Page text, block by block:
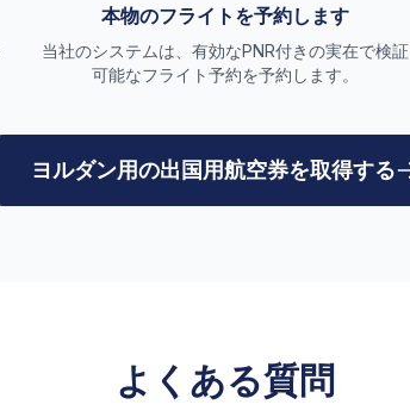
本物のフライトを予約します
当社のシステムは、有効なPNR付きの実在で検証
可能なフライト予約を予約します。
ヨルダン用の出国用航空券を取得する
よくある質問